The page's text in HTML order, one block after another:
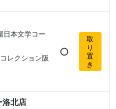
本文学コー
レクション阪
○
取
り
置
き
洛北店